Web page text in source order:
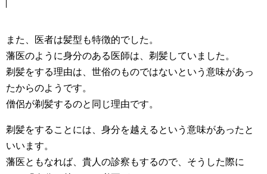
また、医者は髪型も特徴的でした。
藩医のように身分のある医師は、剃髪していました。
剃髪をする理由は、世俗のものではないという意味があっ
たからのようです。
僧侶が剃髪するのと同じ理由です。
剃髪をすることには、身分を越えるという意味があったと
いいます。
藩医ともなれば、貴人の診察もするので、そうした際に